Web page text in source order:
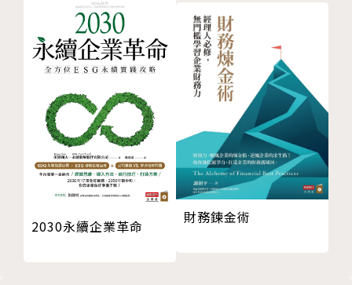
說：「你們每個人都應該讀一讀。」如今，這篇被熱烈
轉傳的演講稿，歷經多年增補修訂，終於出版問世。本
書囊括經濟學所有關鍵原理，精闢解讀既酷且殘酷的巨
星市場與暢銷商品背後的真實邏輯，幫助我們看懂這個
複雜世界。
從樂壇天后泰勒絲到商業巨擘貝佐斯，
最厲害的1%都是搖滾經濟學原理的實踐者！
♪ 供需原理很重要，情感等其他相關因素也有玄機
♪ 規模經濟與不可替代性，是打造超級巨星兩大要素
♪ 成功需要運氣，而運氣是創造出來的
第十章 全球音樂市場的新樣貌 華人超級巨星崛起
第十一章 尾聲 想要成功，就別讓自己過得不快樂
附錄1 《星調》票房資料庫的評鑑
附錄2 作者精選曲目
版權頁
2030永續企業革命
財務鍊金術